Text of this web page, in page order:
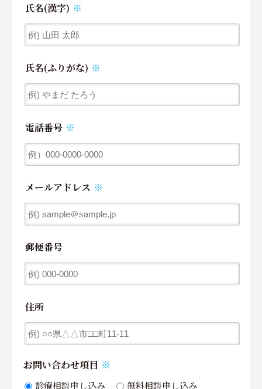
氏名(漢字) ※
氏名(ふりがな) ※
電話番号 ※
メールアドレス ※
郵便番号
住所
お問い合わせ項目 ※
診療相談申し込み 無料相談申し込み